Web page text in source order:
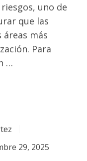
uno de
que las
más
Para
…
29, 2025